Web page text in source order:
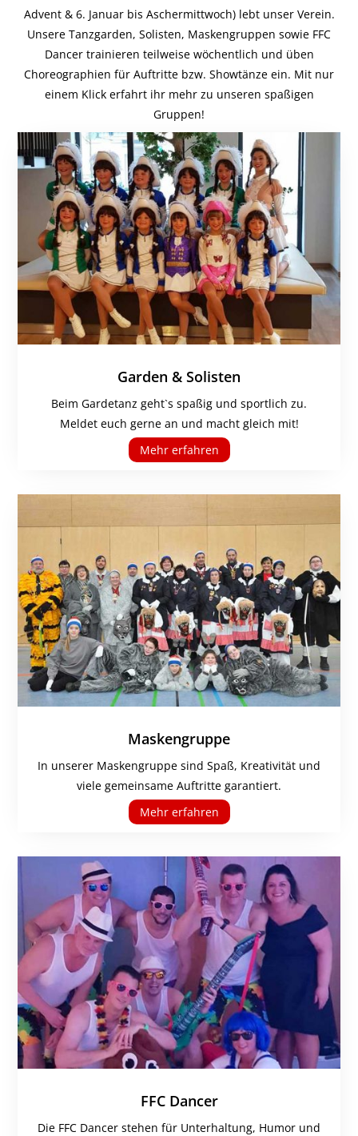
Advent & 6. Januar bis Aschermittwoch) lebt unser Verein.
Unsere Tanzgarden, Solisten, Maskengruppen sowie FFC
Dancer trainieren teilweise wöchentlich und üben
Choreographien für Auftritte bzw. Showtänze ein. Mit nur
einem Klick erfahrt ihr mehr zu unseren spaßigen
Gruppen!
Garden & Solisten
Beim Gardetanz geht`s spaßig und sportlich zu.
Meldet euch gerne an und macht gleich mit!
Mehr erfahren
Maskengruppe
In unserer Maskengruppe sind Spaß, Kreativität und
viele gemeinsame Auftritte garantiert.
Mehr erfahren
FFC Dancer
Die FFC Dancer stehen für Unterhaltung, Humor und